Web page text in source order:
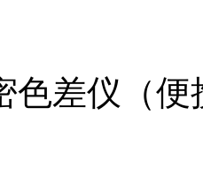
色差仪（